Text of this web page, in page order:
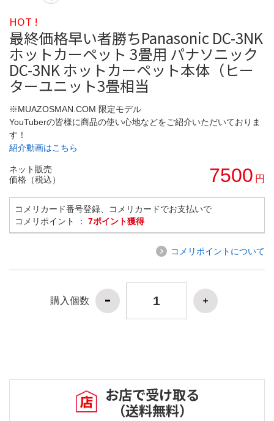
HOT !
最終価格早い者勝ちPanasonic DC-3NK
ホットカーペット 3畳用 パナソニック
DC-3NK ホットカーペット本体（ヒー
ターユニット3畳相当
※MUAZOSMAN.COM 限定モデル
YouTuberの皆様に商品の使い心地などをご紹介いただいておりま
す！
紹介動画はこちら
ネット販売
価格（税込）
7500 円
コメリカード番号登録、コメリカードでお支払いで
コメリポイント ： 7ポイント獲得
コメリポイントについて
購入個数
お店で受け取る
（送料無料）